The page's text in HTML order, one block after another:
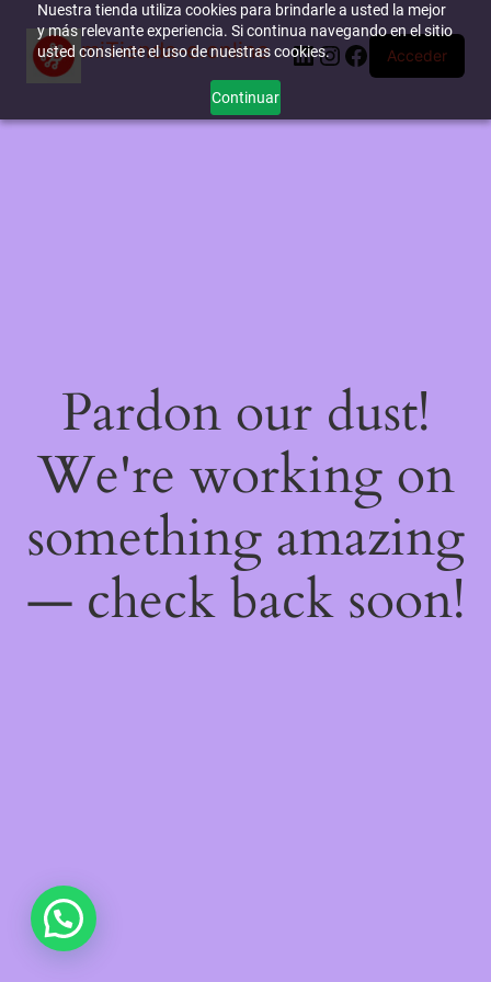
Nuestra tienda utiliza cookies para brindarle a usted la mejor
y más relevante experiencia. Si continua navegando en el sitio
usted consiente el uso de nuestras cookies.
Continuar
miTienda-e.online LinkedIn
Instagram
Facebook
Acceder
Pardon our dust!
We're working on
something amazing
— check back soon!